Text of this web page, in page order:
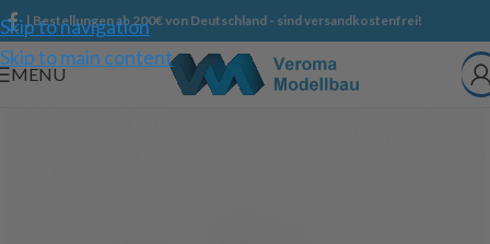
Skip to navigation
Skip to main content
| Bestellungen ab 200€ von Deutschland - sind versandkostenfrei!
MENU